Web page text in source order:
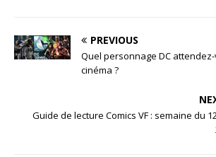
PREVIOUS
Quel personnage DC
cinéma ?
Guide de lecture Comics VF : semaine du